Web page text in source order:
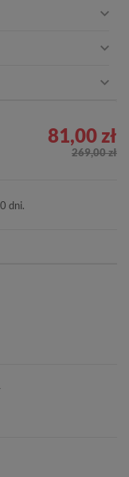
81,00 zł
269,00 zł
dni.